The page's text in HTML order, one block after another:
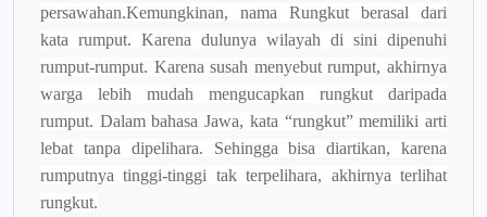
persawahan.Kemungkinan, nama Rungkut berasal dari
kata rumput. Karena dulunya wilayah di sini dipenuhi
rumput-rumput. Karena susah menyebut rumput, akhirnya
warga lebih mudah mengucapkan rungkut daripada
rumput. Dalam bahasa Jawa, kata “rungkut” memiliki arti
lebat tanpa dipelihara. Sehingga bisa diartikan, karena
rumputnya tinggi-tinggi tak terpelihara, akhirnya terlihat
rungkut.